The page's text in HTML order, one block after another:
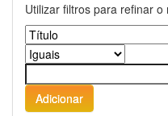
Utilizar filtros para refinar